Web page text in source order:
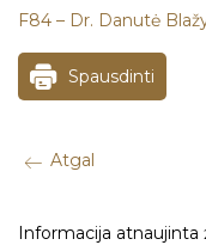
F84 – Dr. Danutė
Spausdinti
Atgal
Informacija atnaujinta